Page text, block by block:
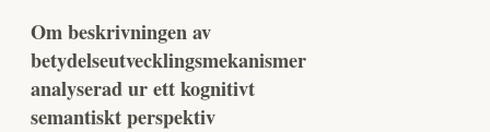
Om beskrivningen av
betydelseutvecklingsmekanismer
analyserad ur ett kognitivt
semantiskt perspektiv